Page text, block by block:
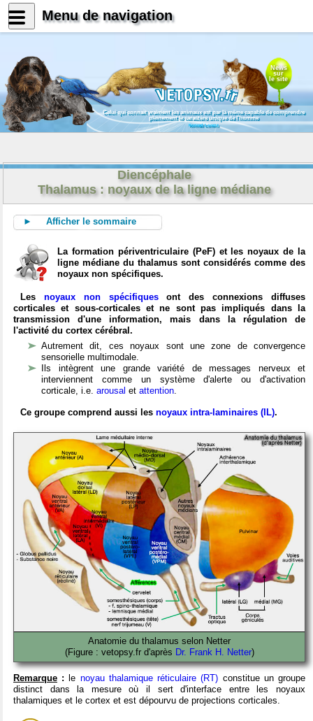
News
sur
le site
Celui qui connait vraiment les animaux est par là même capable de comprendre
pleinement le caractère unique de l'homme
Konrad Lorenz
Diencéphale
Thalamus : noyaux de la ligne médiane
► Afficher le sommaire
La formation périventriculaire (PeF) et les noyaux de la
ligne médiane du thalamus sont considérés comme des
noyaux non spécifiques.
Les noyaux non spécifiquesont des connexions diffuses
corticales et sous-corticales et ne sont pas impliqués dans la
transmission d'une information, mais dans la régulation de
l'activité du cortex cérébral.
Autrement dit, ces noyaux sont une zone de convergence
sensorielle multimodale.
Ils intègrent une grande variété de messages nerveux et
interviennent comme un système d'alerte ou d'activation
corticale, i.e. arousal et attention.
Ce groupe comprend aussi les noyaux intra-laminaires (IL).
Anatomie du thalamus selon Netter
(Figure : vetopsy.fr d'après Dr. Frank H. Netter)
Remarque : le noyau thalamique réticulaire (RT) constitue un groupe
distinct dans la mesure où il sert d'interface entre les noyaux
thalamiques et le cortex et est dépourvu de projections corticales.
Menu de navigation